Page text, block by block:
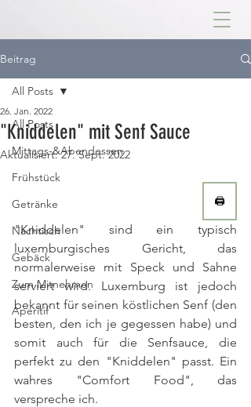
Beitrag
All Posts
Mittags-&Abendessen
Frühstück
Getränke
Nachtisch
Gebäck
Zum Mitnehmen
Aperitif
All Posts
"Kniddelen" mit Senf Sauce
26. Jan. 2022
Aktualisiert:27. Sept. 2022
🖨
"Kniddelen" sind ein typisch
luxemburgisches Gericht, das
normalerweise mit Speck und Sahne
serviert wird. Luxemburg ist jedoch
bekannt für seinen köstlichen Senf (den
besten, den ich je gegessen habe) und
somit auch für die Senfsauce, die
perfekt zu den "Kniddelen" passt. Ein
wahres "Comfort Food", das
verspreche ich.